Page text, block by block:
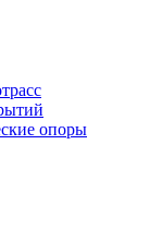
опоры